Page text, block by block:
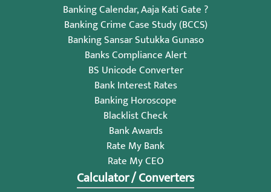
Banking Calendar, Aaja Kati Gate ?
Banking Crime Case Study (BCCS)
Banking Sansar Sutukka Gunaso
Banks Compliance Alert
BS Unicode Converter
Bank Interest Rates
Banking Horoscope
Blacklist Check
Bank Awards
Rate My Bank
Rate My CEO
Calculator / Converters